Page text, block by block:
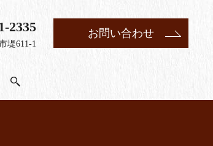
2335
堤611-1
お問い合わせ